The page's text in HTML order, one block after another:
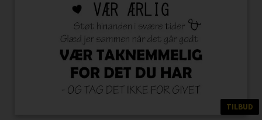
TILBUD